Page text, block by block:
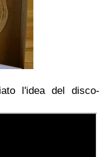
l'idea del disco-